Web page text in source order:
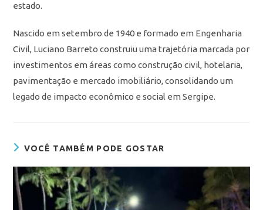
estado.
Nascido em setembro de 1940 e formado em Engenharia
Civil, Luciano Barreto construiu uma trajetória marcada por
investimentos em áreas como construção civil, hotelaria,
pavimentação e mercado imobiliário, consolidando um
legado de impacto econômico e social em Sergipe.
VOCÊ TAMBÉM PODE GOSTAR